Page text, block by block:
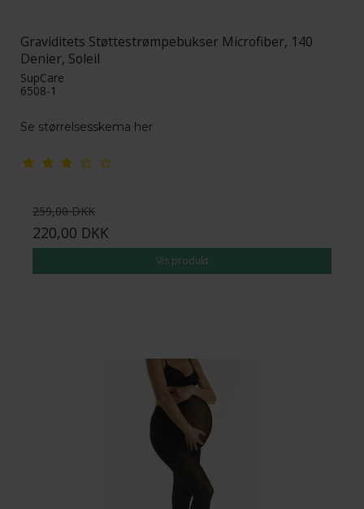
Graviditets Støttestrømpebukser Microfiber, 140
Denier, Soleil
SupCare
6508-1
Se størrelsesskema her
259,00 DKK
220,00 DKK
Vis produkt